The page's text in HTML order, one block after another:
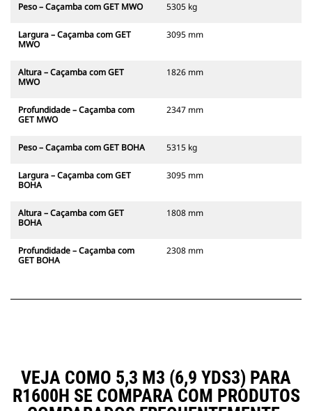
Peso – Caçamba com GET MWO 5305 kg
Largura – Caçamba com GET
MWO
3095 mm
Altura – Caçamba com GET
MWO
1826 mm
Profundidade – Caçamba com
GET MWO
2347 mm
Peso – Caçamba com GET BOHA 5315 kg
Largura – Caçamba com GET
BOHA
3095 mm
Altura – Caçamba com GET
BOHA
1808 mm
Profundidade – Caçamba com
GET BOHA
2308 mm
VEJA COMO 5,3 M3 (6,9 YDS3) PARA
R1600H SE COMPARA COM PRODUTOS